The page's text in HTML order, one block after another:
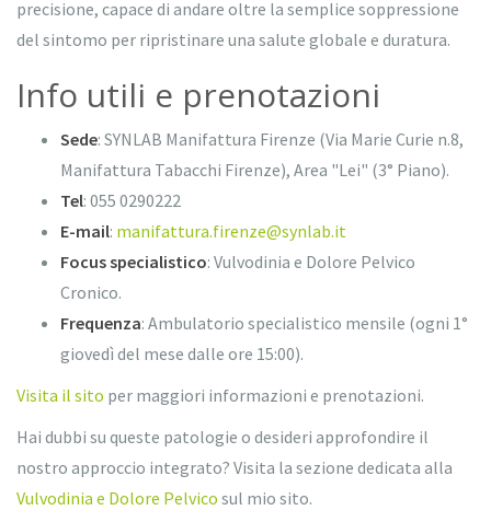
precisione, capace di andare oltre la semplice soppressione
del sintomo per ripristinare una salute globale e duratura.
Info utili e prenotazioni
Sede: SYNLAB Manifattura Firenze (Via Marie Curie n.8,
Manifattura Tabacchi Firenze), Area "Lei" (3° Piano).
Tel: 055 0290222
E-mail: manifattura.firenze@synlab.it
Focus specialistico: Vulvodinia e Dolore Pelvico
Cronico.
Frequenza: Ambulatorio specialistico mensile (ogni 1°
giovedì del mese dalle ore 15:00).
Visita il sito per maggiori informazioni e prenotazioni.
Hai dubbi su queste patologie o desideri approfondire il
nostro approccio integrato? Visita la sezione dedicata alla
Vulvodinia e Dolore Pelvico sul mio sito.